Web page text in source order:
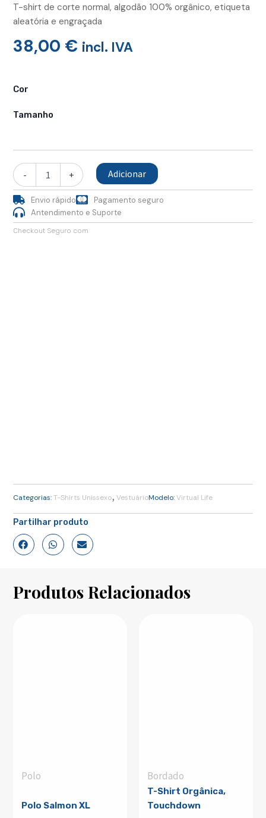
T-shirt de corte normal, algodão 100% orgânico, etiqueta
aleatória e engraçada
38,00 € incl. IVA
Cor
Tamanho
-
de
Shirt
+ Adicionar
Envio rápido
Pagamento seguro
Antendimento e Suporte
Checkout Seguro com
Categorias:T-Shirts Unissexo, VestuárioModelo:Virtual Life
Partilhar produto
Produtos Relacionados
Polo
Polo Salmon XL
Bordado
T-Shirt Orgânica,
Touchdown